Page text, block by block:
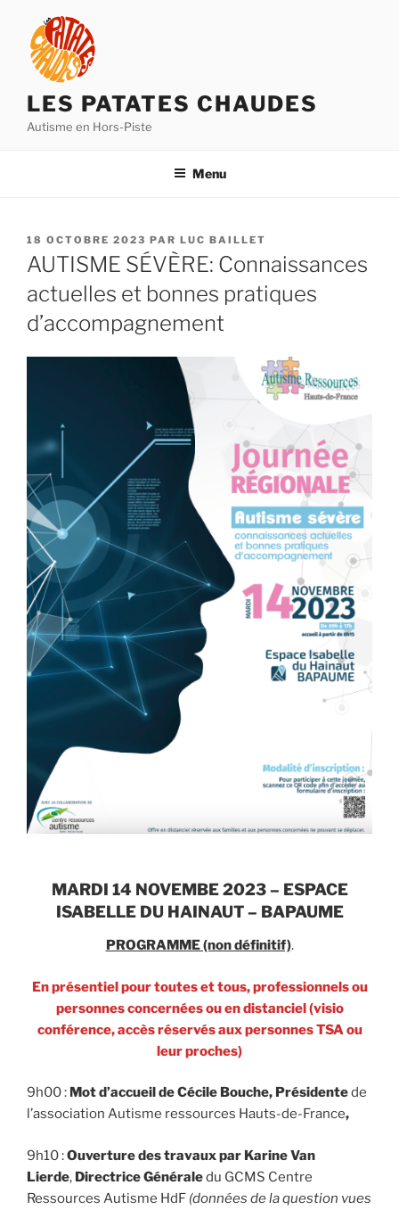
contenu
principal
LES PATATES CHAUDES
Autisme en Hors-Piste
Menu
PUBLIÉ
LE
18 OCTOBRE 2023 PAR LUC BAILLET
AUTISME SÉVÈRE: Connaissances
actuelles et bonnes pratiques
d’accompagnement
MARDI 14 NOVEMBE 2023 – ESPACE
ISABELLE DU HAINAUT – BAPAUME
PROGRAMME (non définitif).
En présentiel pour toutes et tous, professionnels ou
personnes concernées ou en distanciel (visio
conférence, accès réservés aux personnes TSA ou
leur proches)
9h00 : Mot d’accueil de Cécile Bouche, Présidentede
l’association Autisme ressources Hauts-de-France,
9h10 :Ouverture des travaux par Karine Van
Lierde, Directrice Généraledu GCMS Centre
Ressources Autisme HdF (données de la question vues